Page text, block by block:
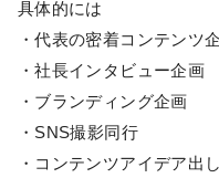
具体的には
・代表の密着コンテンツ
・社長インタビュー企画
・ブランディング企画
・SNS撮影同行
・コンテンツアイデア出し